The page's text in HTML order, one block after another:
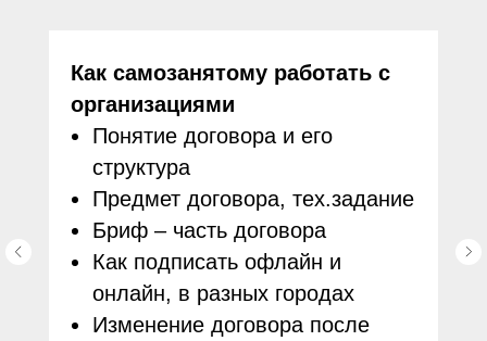
Как самозанятому работать с
организациями
Понятие договора и его
структура
Предмет договора, тех.задание
Бриф – часть договора
Как подписать офлайн и
онлайн, в разных городах
Изменение договора после